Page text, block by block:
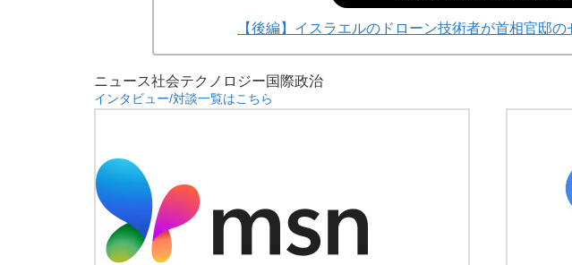
【後編】イスラエルのドローン技術者が首相官邸
ニュース社会テクノロジー国際政治
インタビュー/対談一覧はこちら